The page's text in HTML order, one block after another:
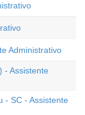
Administrativo
- Assistente
- SC - Assistente